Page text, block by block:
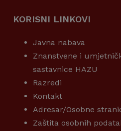
KORISNI LINKOVI
Javna nabava
Znanstvene i
sastavnice HAZU
Razredi
Kontakt
Adresar/Osobne
Zaštita osobnih